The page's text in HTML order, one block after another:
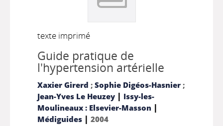
texte imprimé
Guide pratique de
l'hypertension artérielle
Xaxier Girerd ; Sophie Digéos-Hasnier;
Jean-Yves Le Heuzey | Issy-les-
Moulineaux : Elsevier-Masson |
Médiguides| 2004